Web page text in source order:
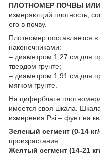
ПЛОТНОМЕР ПОЧВЫ
измеряющий плотность,
его в почву.
Плотномер поставляется в
наконечниками:
– диаметром 1,27 см для
твердом грунте;
– диаметром 1,91 см для
мягком грунте.
На циферблате
имеется своя шкала.
измерения Psi – фунт на
Зеленый сегмент (0-14
произрастания.
Желтый сегмент (14-21